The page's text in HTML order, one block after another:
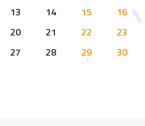
13 14 15
16
20 21 22
23
27 28 29
30